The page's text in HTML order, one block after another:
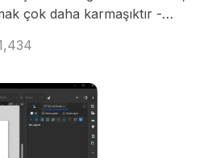
çok daha karmaşıktır -
...